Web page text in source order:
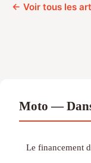
← Voir tous les
Moto —
Le financement